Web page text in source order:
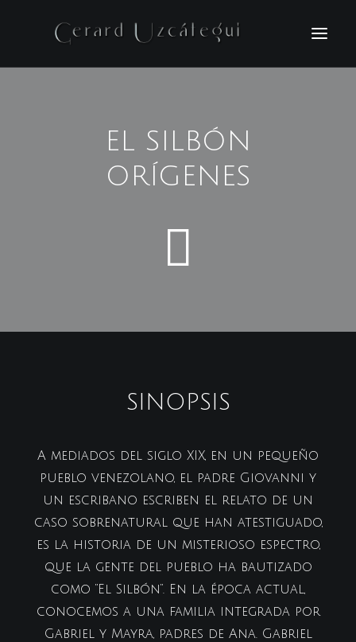
EL SILBÓN
ORÍGENES
SINOPSIS
A mediados del siglo XIX, en un pequeño
pueblo venezolano, el padre Giovanni y
un escribano escriben el relato de un
caso sobrenatural que han atestiguado,
es la historia de un misterioso espectro,
que la gente del pueblo ha bautizado
como “El Silbón”. En la época actual,
conocemos a una familia integrada por
Gabriel y Mayra, padres de Ana. Gabriel